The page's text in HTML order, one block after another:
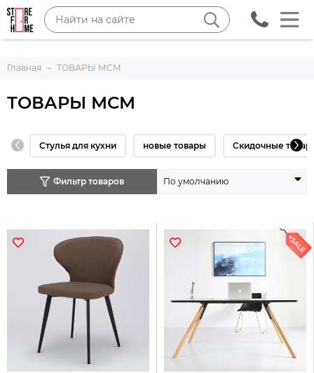
Главная ТОВАРЫ МСМ
ТОВАРЫ МСМ
Стулья для кухни новые товары Скидочные
Фильтр товаров